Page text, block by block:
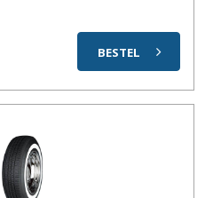
BESTEL